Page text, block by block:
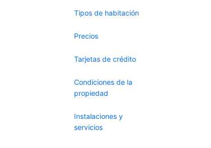
Tipos de habitación
Precios
Tarjetas de crédito
Condiciones de la
propiedad
Instalaciones y
servicios